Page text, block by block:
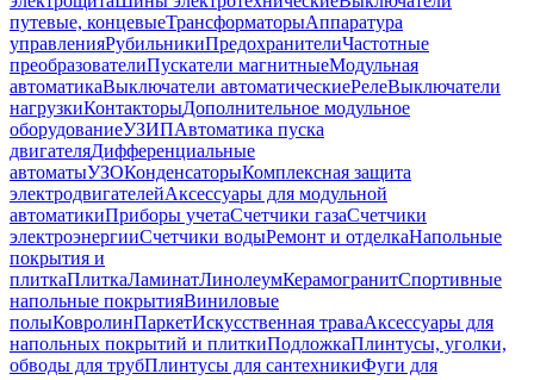
путевые, концевыеТрансформаторыАппаратура
управленияРубильникиПредохранителиЧастотные
преобразователиПускатели магнитныеМодульная
автоматикаВыключатели автоматическиеРелеВыключатели
нагрузкиКонтакторыДополнительное модульное
оборудованиеУЗИПАвтоматика пуска
двигателяДифференциальные
автоматыУЗОКонденсаторыКомплексная защита
электродвигателейАксессуары для модульной
автоматикиПриборы учетаСчетчики газаСчетчики
электроэнергииСчетчики водыРемонт и отделкаНапольные
покрытия и
плиткаПлиткаЛаминатЛинолеумКерамогранитСпортивные
напольные покрытияВиниловые
полыКовролинПаркетИскусственная траваАксессуары для
напольных покрытий и плиткиПодложкаПлинтусы, уголки,
обводы для трубПлинтусы для сантехникиФуги для